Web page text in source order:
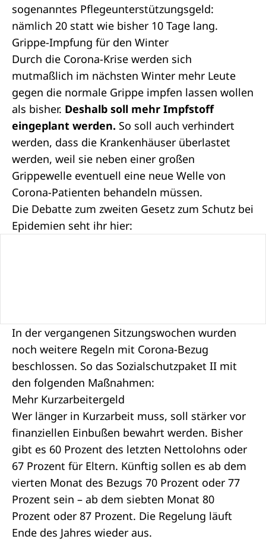
sogenanntes Pflegeunterstützungsgeld:
nämlich 20 statt wie bisher 10 Tage lang.
Grippe-Impfung für den Winter
Durch die Corona-Krise werden sich
mutmaßlich im nächsten Winter mehr Leute
gegen die normale Grippe impfen lassen wollen
als bisher. Deshalb soll mehr Impfstoff
eingeplant werden. So soll auch verhindert
werden, dass die Krankenhäuser überlastet
werden, weil sie neben einer großen
Grippewelle eventuell eine neue Welle von
Corona-Patienten behandeln müssen.
Die Debatte zum zweiten Gesetz zum Schutz bei
Epidemien seht ihr hier:
In der vergangenen Sitzungswochen wurden
noch weitere Regeln mit Corona-Bezug
beschlossen. So das Sozialschutzpaket II mit
den folgenden Maßnahmen:
Mehr Kurzarbeitergeld
Wer länger in Kurzarbeit muss, soll stärker vor
finanziellen Einbußen bewahrt werden. Bisher
gibt es 60 Prozent des letzten Nettolohns oder
67 Prozent für Eltern. Künftig sollen es ab dem
vierten Monat des Bezugs 70 Prozent oder 77
Prozent sein – ab dem siebten Monat 80
Prozent oder 87 Prozent. Die Regelung läuft
Ende des Jahres wieder aus.